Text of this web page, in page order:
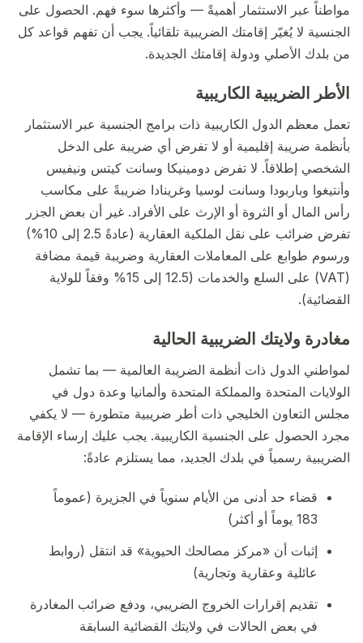
مواطناً عبر الاستثمار أهميةً — وأكثرها سوء فهم. الحصول على
الجنسية لا يُغيّر إقامتك الضريبية تلقائياً. يجب أن تفهم قواعد كل
من بلدك الأصلي ودولة إقامتك الجديدة.
الأطر الضريبية الكاريبية
تعمل معظم الدول الكاريبية ذات برامج الجنسية عبر الاستثمار
بأنظمة ضريبة إقليمية أو لا تفرض أي ضريبة على الدخل
الشخصي إطلاقاً. لا تفرض دومينيكا وسانت كيتس ونيفيس
وأنتيغوا وباربودا وسانت لوسيا وغرينادا ضريبةً على مكاسب
رأس المال أو الثروة أو الإرث على الأفراد. غير أن بعض الجزر
تفرض ضرائب على نقل الملكية العقارية (عادةً 2.5 إلى 10%)
ورسوم طوابع على المعاملات العقارية وضريبة قيمة مضافة
(VAT) على السلع والخدمات (12.5 إلى 15% وفقاً للولاية
القضائية).
مغادرة ولايتك الضريبية الحالية
لمواطني الدول ذات أنظمة الضريبة العالمية — بما تشمل
الولايات المتحدة والمملكة المتحدة وألمانيا وعدة دول في
مجلس التعاون الخليجي ذات أطر ضريبية متطورة — لا يكفي
مجرد الحصول على الجنسية الكاريبية. يجب عليك إرساء الإقامة
الضريبية رسمياً في بلدك الجديد، مما يستلزم عادةً:
قضاء حد أدنى من الأيام سنوياً في الجزيرة (عموماً
183 يوماً أو أكثر)
إثبات أن «مركز مصالحك الحيوية» قد انتقل (روابط
عائلية وعقارية وتجارية)
تقديم إقرارات الخروج الضريبي، ودفع ضرائب المغادرة
في بعض الحالات في ولايتك القضائية السابقة